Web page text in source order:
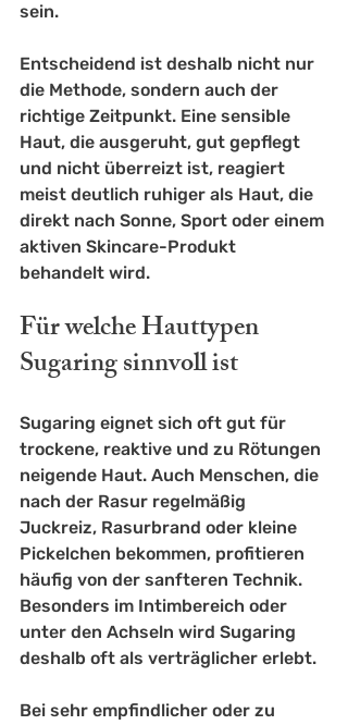
sein.
Entscheidend ist deshalb nicht nur
die Methode, sondern auch der
richtige Zeitpunkt. Eine sensible
Haut, die ausgeruht, gut gepflegt
und nicht überreizt ist, reagiert
meist deutlich ruhiger als Haut, die
direkt nach Sonne, Sport oder einem
aktiven Skincare-Produkt
behandelt wird.
Für welche Hauttypen
Sugaring sinnvoll ist
Sugaring eignet sich oft gut für
trockene, reaktive und zu Rötungen
neigende Haut. Auch Menschen, die
nach der Rasur regelmäßig
Juckreiz, Rasurbrand oder kleine
Pickelchen bekommen, profitieren
häufig von der sanfteren Technik.
Besonders im Intimbereich oder
unter den Achseln wird Sugaring
deshalb oft als verträglicher erlebt.
Bei sehr empfindlicher oder zu